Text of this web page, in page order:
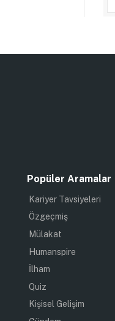
Popüler Aramalar
Kariyer Tavsiyeleri
Özgeçmiş
Mülakat
Humanspire
İlham
Quiz
Kişisel Gelişim